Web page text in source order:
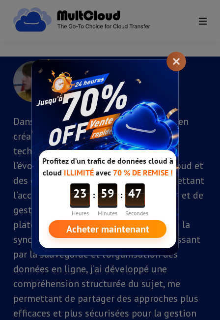
Yveline
Position: Chroniqueuse
Dans le cadre d’une longue expérience en
création de contenu et en pratique
technique, je m’intéresse de près à
l’évolution des services de stockage cloud et
des écosystèmes de cloud drives, en mettant
l’accent sur les méthodes de migration et de
gestion de fichiers entre différentes
plateformes. Du transfert inter-cloud à la
synchronisation multi-appareils, en passant
par la sauvegarde et l’organisation des
données en ligne, j’ai développé une
compréhension structurée du sujet, me
permettant de partager des approches plus
efficaces et plus sécurisées pour la gestion